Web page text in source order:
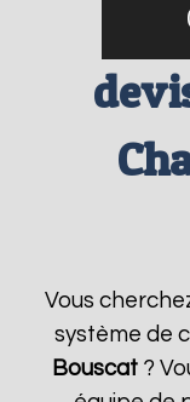
Vous
système de
Bouscat?